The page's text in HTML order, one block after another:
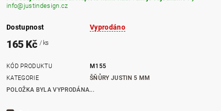
info@justindesign.cz
Dostupnost Vyprodáno
165 Kč / ks
KÓD PRODUKTU
M155
KATEGORIE
ŠŇŮRY JUSTIN 5 MM
POLOŽKA BYLA VYPRODÁNA...